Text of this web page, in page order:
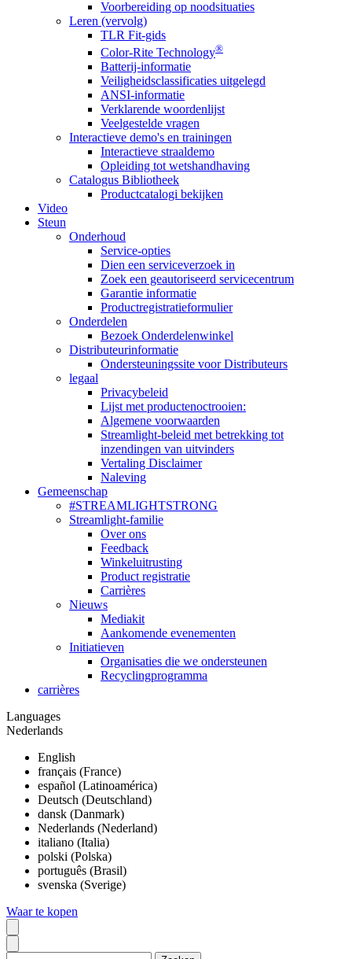
Voorbereiding op noodsituaties
Leren (vervolg)
TLR Fit-gids
Color-Rite Technology®
Batterij-informatie
Veiligheidsclassificaties uitgelegd
ANSI-informatie
Verklarende woordenlijst
Veelgestelde vragen
Interactieve demo's en trainingen
Interactieve straaldemo
Opleiding tot wetshandhaving
Catalogus Bibliotheek
Productcatalogi bekijken
Video
Steun
Onderhoud
Service-opties
Dien een serviceverzoek in
Zoek een geautoriseerd servicecentrum
Garantie informatie
Productregistratieformulier
Onderdelen
Bezoek Onderdelenwinkel
Distributeurinformatie
Ondersteuningssite voor Distributeurs
legaal
Privacybeleid
Lijst met productenoctrooien:
Algemene voorwaarden
Streamlight-beleid met betrekking tot
inzendingen van uitvinders
Vertaling Disclaimer
Naleving
Gemeenschap
#STREAMLIGHTSTRONG
Streamlight-familie
Over ons
Feedback
Winkeluitrusting
Product registratie
Carrières
Nieuws
Mediakit
Aankomende evenementen
Initiatieven
Organisaties die we ondersteunen
Recyclingprogramma
carrières
Languages
Nederlands
English
français (France)
español (Latinoamérica)
Deutsch (Deutschland)
dansk (Danmark)
Nederlands (Nederland)
italiano (Italia)
polski (Polska)
português (Brasil)
svenska (Sverige)
Waar te kopen